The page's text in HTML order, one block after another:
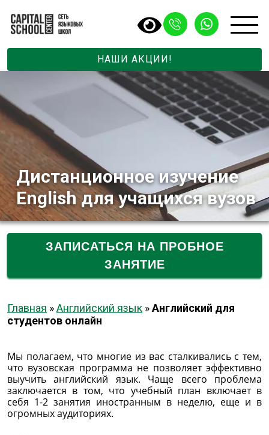
НАШИ АКЦИИ!
Дистанционное изучение
English для учащихся вузов
ЗАПИСАТЬСЯ НА ПРОБНОЕ
ЗАНЯТИЕ
Главная »Английский язык »Английский для
студентов онлайн
Мы полагаем, что многие из вас сталкивались с тем,
что вузовская программа не позволяет эффективно
выучить английский язык. Чаще всего проблема
заключается в том, что учебный план включает в
себя 1-2 занятия иностранным в неделю, еще и в
огромных аудиториях.